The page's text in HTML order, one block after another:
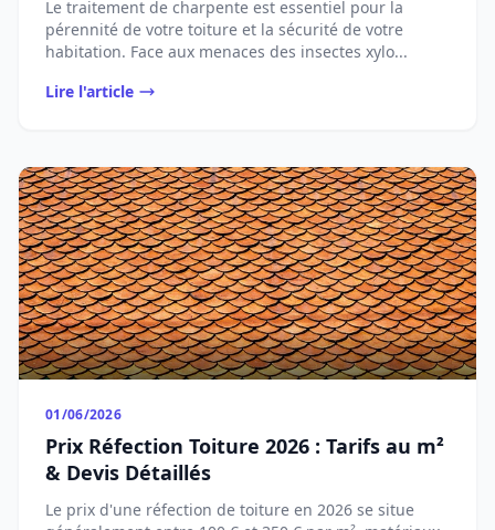
Le traitement de charpente est essentiel pour la
pérennité de votre toiture et la sécurité de votre
habitation. Face aux menaces des insectes xylo...
Lire l'article
01/06/2026
Prix Réfection Toiture 2026 : Tarifs au m²
& Devis Détaillés
Le prix d'une réfection de toiture en 2026 se situe